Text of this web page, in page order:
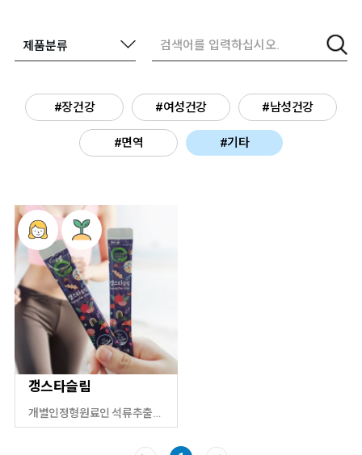
#장건강 #여성건강 #남성건강
#면역 #기타
갱스타슬림
개별인정형원료인 석류추출물, 가르시니아캄보지아추출물이 함유. 여성갱년기지수를 완화시켜줌은 물론 갱년기가 되면서 저하되는 신진대사율로 인해 특히 힘들어지는 다이어트(탄수화물이 지방으로 합성되는 것을 억제하여 체지방 감소에 도움)를 도와줄 수 있는 체중보조제.